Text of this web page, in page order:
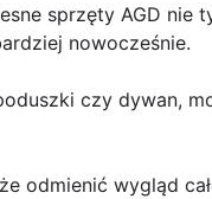
sprzęty AGD nie
nowocześnie.
czy dywan,
odmienić wygląd